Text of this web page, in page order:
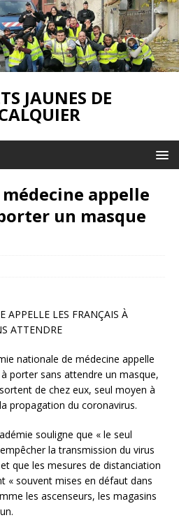
JAUNES DE
médecine appelle
un masque
APPELLE LES FRANÇAIS À
ATTENDRE
nationale de médecine appelle
porter sans attendre un masque,
de chez eux, seul moyen à
propagation du coronavirus.
souligne que « le seul
la transmission du virus
que les mesures de distanciation
« souvent mises en défaut dans
les ascenseurs, les magasins